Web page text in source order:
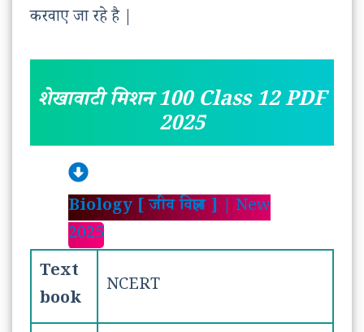
करवाए जा रहे है |
शेखावाटी मिशन100 Class 12 PDF
2025
Biology [ जीव विज्ञान ] | New
2025
Text
book
NCERT